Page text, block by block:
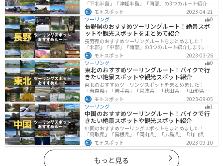
「下北半島」「津軽半島」「南部」の3つのルート紹介し
ます。自然に恵まれた風光明媚な景色や歴史文化に触れ
られる観光スポットが多くあります。バイクで青森県に
ツーリングに行く際は参考にしてください。
モトスポット
2023-04-21
ツーリング
0
長野県のおすすめツーリングルート！絶景スポ
ットや観光スポットをまとめて紹介
長野県のおすすめツーリングルートをまとめました！
「北部」「中部」「南部」の3つのルート紹介します。諏
訪湖やビーナスラインのような全国でも有名なツーリン
グスポットが多数あります。バイクで長野県にツーリン
グに行く際は参考にしてください。
モトスポット
2023-03-26
ツーリング
0
東北のおすすめツーリングルート！バイクで行
きたい絶景スポットや観光スポット紹介
東北のおすすめツーリングスポットをまとめました！
「青森県」「岩手県」「宮城県」「秋田県」「山形県」
「福島県」の各県の観光地紹介します。自然豊かな山々
や湖、温泉地が点在し、四季折々の景色を楽しめるスポ
ットが多数あります。バイクで東北にツーリングに行く
際は参考にしてください。
モトスポット
2023-09-05
ツーリング
1
中国のおすすめツーリングルート！バイクで行
きたい絶景スポットや観光スポット紹介
中国のおすすめツーリングスポットをまとめました！
「鳥取県」「島根県」「岡山県」「広島県」「山口県」
の各県の観光地紹介します。自然豊かな山々や湖、温泉
地が点在し、四季折々の景色を楽しめるスポットが多数
あります。バイクで中国にツーリングに行く際は参考に
してください。
モトスポット 2023-09-10
もっと見る